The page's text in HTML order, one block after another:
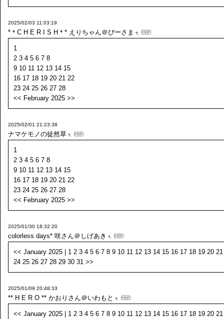
2025/02/03 11:03:19
*＊C H E R I S H＊* えりちゃん＠ぴーさま
1
2 3 4 5 6 7 8
9 10 11 12 13 14 15
16 17 18 19 20 21 22
23 24 25 26 27 28
<< February 2025 >>
2025/02/01 21:23:38
ナマケモノの徒然草
1
2 3 4 5 6 7 8
9 10 11 12 13 14 15
16 17 18 19 20 21 22
23 24 25 26 27 28
<< February 2025 >>
2025/01/30 18:32:20
colorless days* 咲さん＠しげあき
<< January 2025 | 1 2 3 4 5 6 7 8 9 10 11 12 13 14 15 16 17 18 19 20
24 25 26 27 28 29 30 31 >>
2025/01/09 20:48:33
** H E R O ** かおりさん＠いわもと
<< January 2025 | 1 2 3 4 5 6 7 8 9 10 11 12 13 14 15 16 17 18 19 20